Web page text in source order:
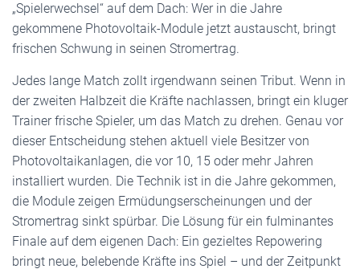
N
„Spielerwechsel“ auf dem Dach: Wer in die Jahre
gekommene Photovoltaik-Module jetzt austauscht, bringt
frischen Schwung in seinen Stromertrag.
Jedes lange Match zollt irgendwann seinen Tribut. Wenn in
der zweiten Halbzeit die Kräfte nachlassen, bringt ein kluger
Trainer frische Spieler, um das Match zu drehen. Genau vor
dieser Entscheidung stehen aktuell viele Besitzer von
Photovoltaikanlagen, die vor 10, 15 oder mehr Jahren
installiert wurden. Die Technik ist in die Jahre gekommen,
die Module zeigen Ermüdungserscheinungen und der
Stromertrag sinkt spürbar. Die Lösung für ein fulminantes
Finale auf dem eigenen Dach: Ein gezieltes Repowering
bringt neue, belebende Kräfte ins Spiel – und der Zeitpunkt